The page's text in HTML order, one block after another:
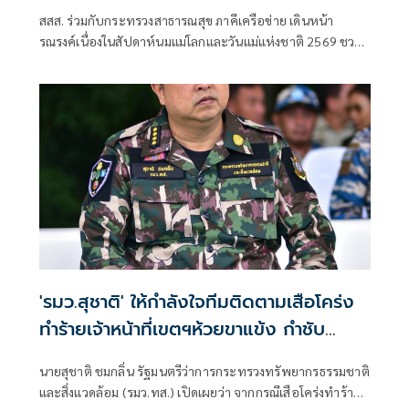
สสส. ร่วมกับกระทรวงสาธารณสุข ภาคีเครือข่าย เดินหน้า
รณรงค์เนื่องในสัปดาห์นมแม่โลกและวันแม่แห่งชาติ 2569 ชวน
แรกเพื่อสร้างรากฐานเด็กไทย
'รมว.สุชาติ' ให้กำลังใจทีมติดตามเสือโคร่ง
ทำร้ายเจ้าหน้าที่เขตฯห้วยขาแข้ง กำชับ
ระมัดระวังความปลอดภัยขั้นสูงสุด หลัง
กรมอุทยานฯ แถลงความคืบหน้ากรณีเจ้า
นายสุชาติ ชมกลิ่น รัฐมนตรีว่าการกระทรวงทรัพยากรธรรมชาติ
และสิ่งแวดล้อม (รมว.ทส.) เปิดเผยว่า จากกรณีเสือโคร่งทำร้าย